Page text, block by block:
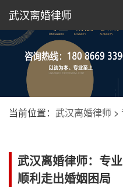
武汉离婚律师
当前位置： 武汉离婚律师 >
武汉离婚律师：专
顺利走出婚姻困局